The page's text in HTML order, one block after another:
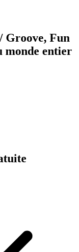
Groove, Fun
monde entier